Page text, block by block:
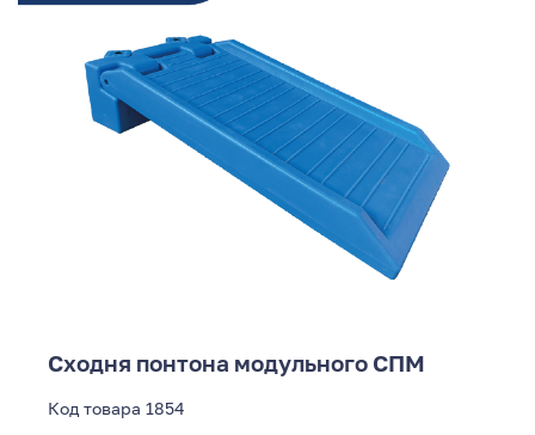
Сходня понтона модульного СПМ
Код товара 1854